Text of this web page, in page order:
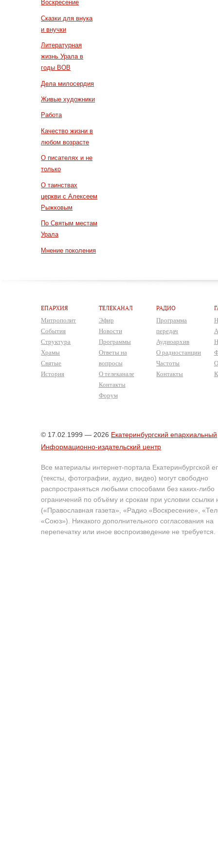
Воскресение
Сказки для внука
и внучки
Литературная
жизнь Урала в
годы ВОВ
Дела милосердия
Живые художники
Работа
Качество жизни в
любом возрасте
О писателях и не
только
О таинствах
церкви с Алексеем
Рыжковым
По Святым местам
Урала
Мнение поколения
ЕПАРХИЯ
Митрополит
События
Структура
Храмы
Святые
История
ТЕЛЕКАНАЛ
Эфир
Новости
Программы
Ответы на
вопросы
О телеканале
Контакты
Форум
РАДИО
Программа
передач
Аудиоархив
О радиостанции
Частоты
Контакты
© 17.02.1999 — 2026 Екатеринбургский епархиальный
Информационно-издательский центр
Все материалы интернет-портала Екатеринбургской
(тексты, фотографии, аудио, видео) могут свободно
распространяться любыми способами без каких-либо
ограничений по объёму и срокам при условии ссылки
(«Православная газета», «Радио «Воскресение»,
«Союз»). Никакого дополнительного согласования на
перепечатку или иное воспроизведение не требуется.